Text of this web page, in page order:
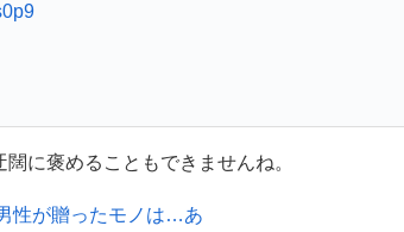
に褒めることもできませんね。
性が贈ったモノは…あ